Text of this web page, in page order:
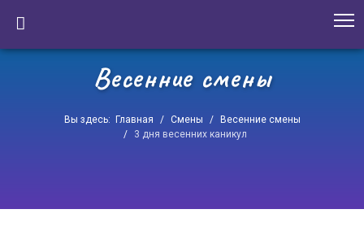
Весенние смены
Вы здесь: Главная Смены
Весенние смены
3 дня весенних каникул